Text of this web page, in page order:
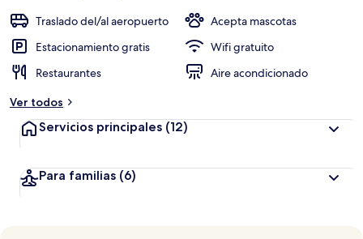
Traslado del/al aeropuerto
Acepta mascotas
Estacionamiento gratis
Wifi gratuito
Restaurantes
Aire acondicionado
Ver todos
Servicios principales (12)
Para familias (6)